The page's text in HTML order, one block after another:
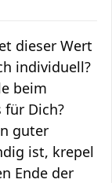
dieser Wert
individuell?
beim
für Dich?
guter
ist, krepel
Ende der